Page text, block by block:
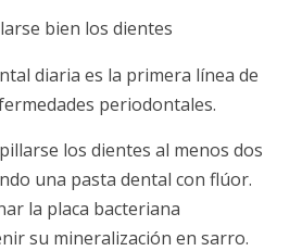
diaria es la primera línea de
periodontales.
los dientes al menos dos
una pasta dental con flúor.
la placa bacteriana
su mineralización en sarro.